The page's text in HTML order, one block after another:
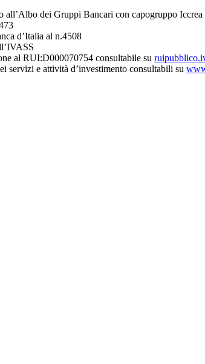
dei Gruppi Bancari con capogruppo
d’Italia al n.4508
al RUI:D000070754 consultabile su
servizi e attività d’investimento consultabili su